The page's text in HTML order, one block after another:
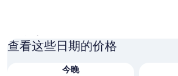
旧金山
查看这些日期的价格
今晚